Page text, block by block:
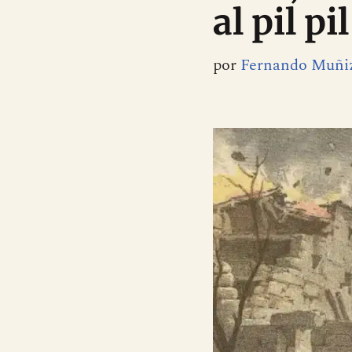
al pil pil
por Fernando